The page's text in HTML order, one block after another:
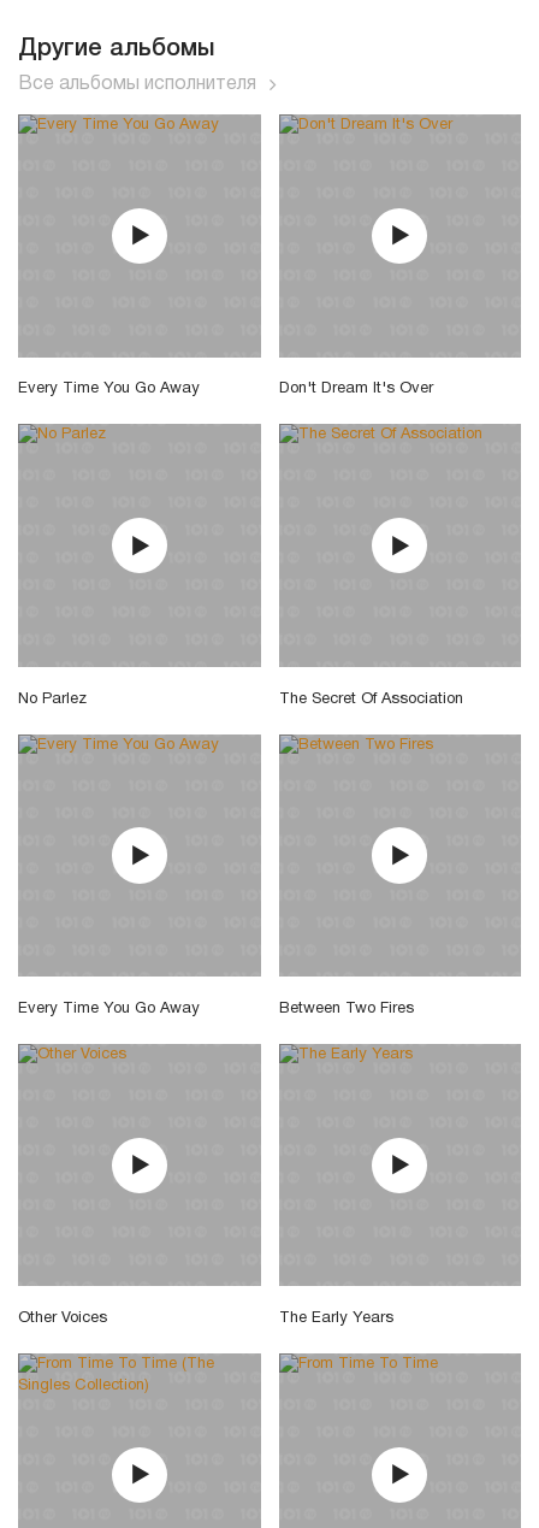
Другие альбомы
Все альбомы исполнителя
Every Time You Go Away Don't Dream It's Over
No Parlez The Secret Of Association
Every Time You Go Away Between Two Fires
Other Voices The Early Years